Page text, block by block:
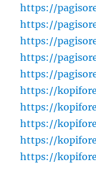
https://
https://
https://
https://
https://
https://
https://
https://
https://
https://